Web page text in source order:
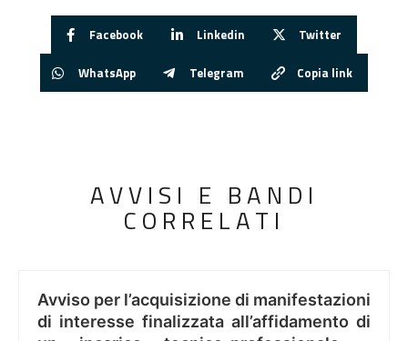
Facebook Linkedin Twitter
WhatsApp Telegram Copia link
AVVISI E BANDI
CORRELATI
Avviso per l’acquisizione di manifestazioni
di interesse finalizzata all’affidamento di